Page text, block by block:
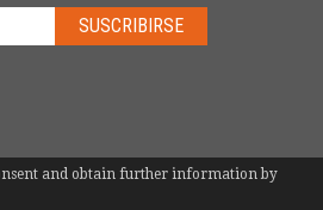
SUSCRIBIRSE
and obtain further information by